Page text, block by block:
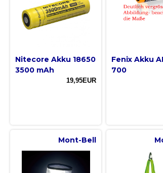
Nitecore Akku 18650
3500 mAh
19,95EUR
Fenix Akku
700
Mont-Bell